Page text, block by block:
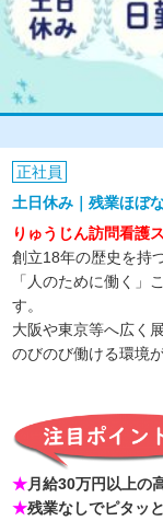
正社員
土日休み｜残業ほぼ
りゅうじん訪問看護
創立18年の歴史を持
「人のために働く」
す。
大阪や東京等へ広く
のびのび働ける環境
★月給30万円以上の
★残業なしでピタッ